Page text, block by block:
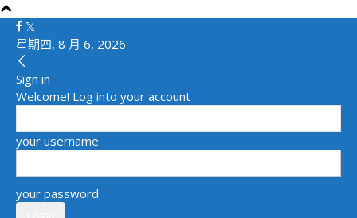
星期四, 8 月 6, 2026
Sign in
Welcome! Log into your account
your username
your password